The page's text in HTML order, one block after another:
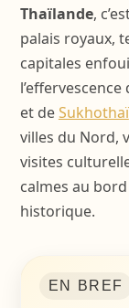
Thaïlande,
palais royaux,
capitales
l’effervescence
et deSukhothaï
villes du Nord,
visites
calmes au
historique.
EN BREF